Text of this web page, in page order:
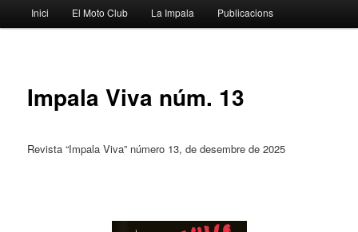
principal
Inici El Moto Club La Impala Publicacions
Impala Viva núm. 13
Revista “Impala Viva” número 13, de desembre de 2025